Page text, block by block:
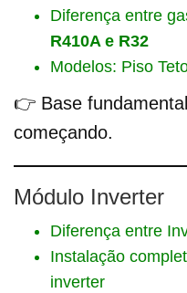
Diferença entre
R410A e R32
Modelos: Piso
👉 Base
começando.
Módulo Inverter
Diferença entre
Instalação
inverter